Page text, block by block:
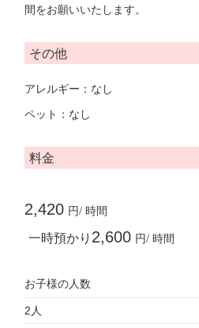
間をお願いいたします。
その他
アレルギー：なし
ペット：なし
料金
2,420 円/ 時間
一時預かり 2,600 円/ 時間
お子様の人数
2人